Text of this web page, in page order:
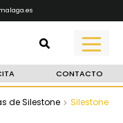
CONTACTO
de Silestone
Silestone